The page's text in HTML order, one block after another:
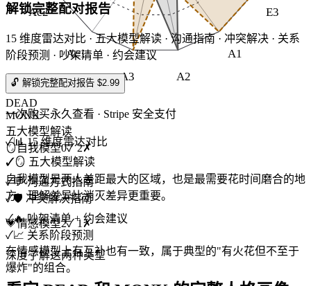
E3
A1
A2
A3
Ac1
Ac2
DEAD
MONK
五大模型解读
🪞自我模型0✓2✗
自我模型是两人差距最大的区域，也是最需要花时间磨合的地
方。理解差异比消灭差异更重要。
💗情感模型2✓ 1 ✗
在情感模型上有互补也有一致，属于典型的"有火花但不至于
爆炸"的组合。
解锁完整配对报告
15 维度雷达对比 · 五大模型解读 · 沟通指南 · 冲突解决 · 关系
阶段预测 · 吵架清单 · 约会建议
🔓 解锁完整配对报告 $2.99
一次购买永久查看 · Stripe 安全支付
✓📊 15 维度雷达对比
✓🪞 五大模型解读
✓💬 沟通方式指南
✓🛡️ 冲突解决指南
✓🔥 吵架清单 + 约会建议
✓📈 关系阶段预测
深度了解这两种类型